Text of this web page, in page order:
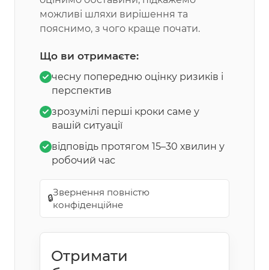
можливі шляхи вирішення та
пояснимо, з чого краще почати.
Що ви отримаєте:
чесну попередню оцінку ризиків і
перспектив
зрозумілі перші кроки саме у
вашій ситуації
відповідь протягом 15–30 хвилин у
робочий час
🔒
Звернення повністю
конфіденційне
Отримати